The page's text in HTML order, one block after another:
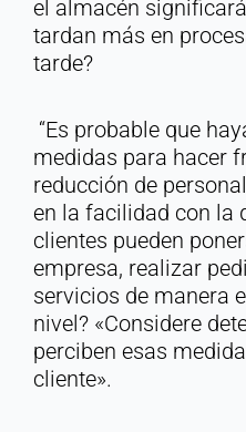
el almacén
tardan más en
tarde?
“Es probable que
medidas para hacer
reducción de
en la facilidad con la
clientes pueden
empresa, realizar
servicios de manera
nivel? «Considere
perciben esas
cliente».